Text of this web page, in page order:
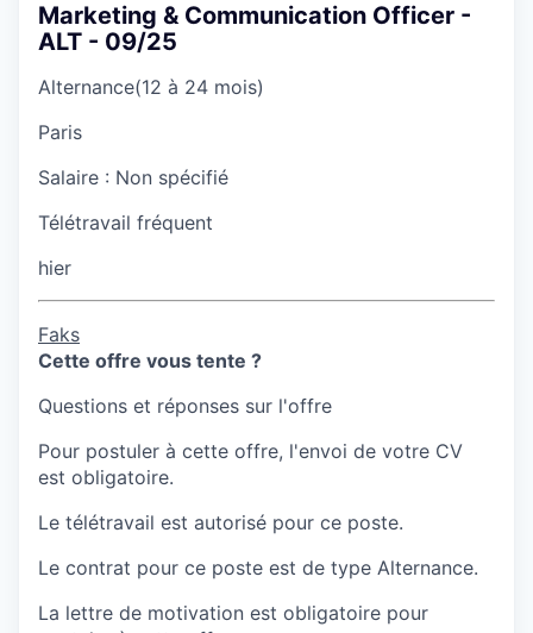
Marketing & Communication Officer -
ALT - 09/25
Alternance(12 à 24 mois)
Paris
Salaire : Non spécifié
Télétravail fréquent
hier
Faks
Cette offre vous tente ?
Questions et réponses sur l'offre
Pour postuler à cette offre, l'envoi de votre CV
est obligatoire.
Le télétravail est autorisé pour ce poste.
Le contrat pour ce poste est de type Alternance.
La lettre de motivation est obligatoire pour